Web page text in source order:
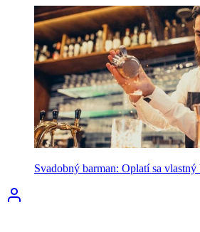
Svadobný barman: Oplatí sa vlastný